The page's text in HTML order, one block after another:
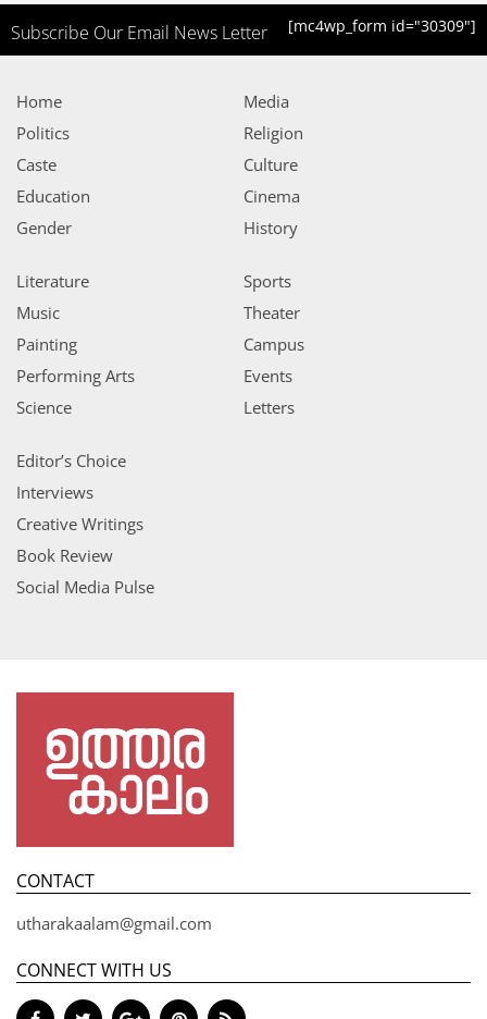
Subscribe Our Email News Letter [mc4wp_form id="30309"]
Home
Politics
Caste
Education
Gender
Media
Religion
Culture
Cinema
History
Literature
Music
Painting
Performing Arts
Science
Sports
Theater
Campus
Events
Letters
Editor’s Choice
Interviews
Creative Writings
Book Review
Social Media Pulse
CONTACT
utharakaalam@gmail.com
CONNECT WITH US